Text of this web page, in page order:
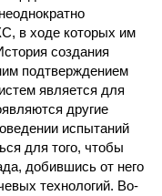
в ходе которых им
создания
подтверждением
является для
другие
испытаний
для того, чтобы
добившись от него
технологий. Во-